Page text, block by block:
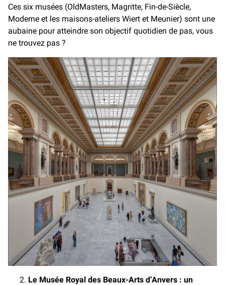
Ces six musées (OldMasters, Magritte, Fin-de-Siècle,
Moderne et les maisons-ateliers Wiert et Meunier) sont une
aubaine pour atteindre son objectif quotidien de pas, vous
ne trouvez pas ?
Le Musée Royal des Beaux-Arts d’Anvers : un